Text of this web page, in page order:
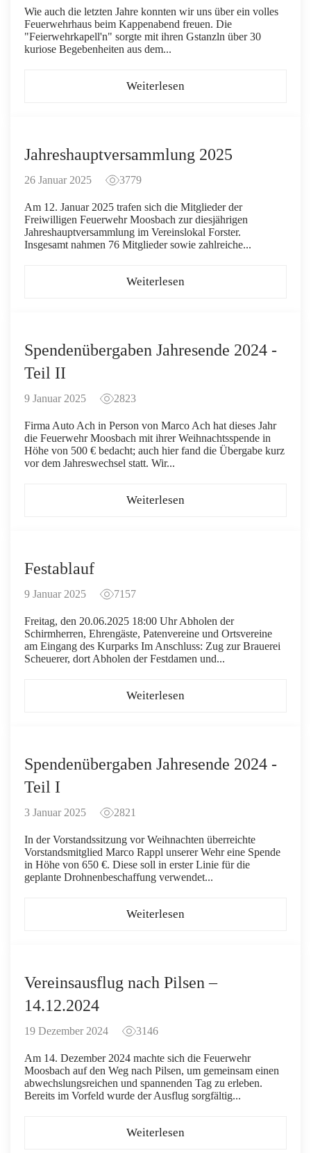
Wie auch die letzten Jahre konnten wir uns über ein volles
Feuerwehrhaus beim Kappenabend freuen. Die
"Feierwehrkapell'n" sorgte mit ihren Gstanzln über 30
kuriose Begebenheiten aus dem...
Weiterlesen
Jahreshauptversammlung 2025
26 Januar 2025 3779
Am 12. Januar 2025 trafen sich die Mitglieder der
Freiwilligen Feuerwehr Moosbach zur diesjährigen
Jahreshauptversammlung im Vereinslokal Forster.
Insgesamt nahmen 76 Mitglieder sowie zahlreiche...
Weiterlesen
Spendenübergaben Jahresende 2024 -
Teil II
9 Januar 2025 2823
Firma Auto Ach in Person von Marco Ach hat dieses Jahr
die Feuerwehr Moosbach mit ihrer Weihnachtsspende in
Höhe von 500 € bedacht; auch hier fand die Übergabe kurz
vor dem Jahreswechsel statt. Wir...
Weiterlesen
Festablauf
9 Januar 2025 7157
Freitag, den 20.06.2025 18:00 Uhr Abholen der
Schirmherren, Ehrengäste, Patenvereine und Ortsvereine
am Eingang des Kurparks Im Anschluss: Zug zur Brauerei
Scheuerer, dort Abholen der Festdamen und...
Weiterlesen
Spendenübergaben Jahresende 2024 -
Teil I
3 Januar 2025 2821
In der Vorstandssitzung vor Weihnachten überreichte
Vorstandsmitglied Marco Rappl unserer Wehr eine Spende
in Höhe von 650 €. Diese soll in erster Linie für die
geplante Drohnenbeschaffung verwendet...
Weiterlesen
Vereinsausflug nach Pilsen –
14.12.2024
19 Dezember 2024 3146
Am 14. Dezember 2024 machte sich die Feuerwehr
Moosbach auf den Weg nach Pilsen, um gemeinsam einen
abwechslungsreichen und spannenden Tag zu erleben.
Bereits im Vorfeld wurde der Ausflug sorgfältig...
Weiterlesen